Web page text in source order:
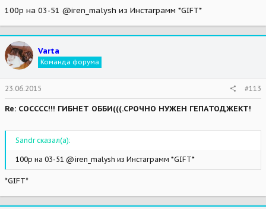
100р на 03-51 @iren_malysh из Инстаграмм *GIFT*
Varta
Команда форума
23.06.2015 #113
Re: СОСССС!!! ГИБНЕТ ОББИ(((.СРОЧНО НУЖЕН ГЕПАТОДЖЕКТ!
Sandr сказал(а):
100р на 03-51 @iren_malysh из Инстаграмм *GIFT*
*GIFT*